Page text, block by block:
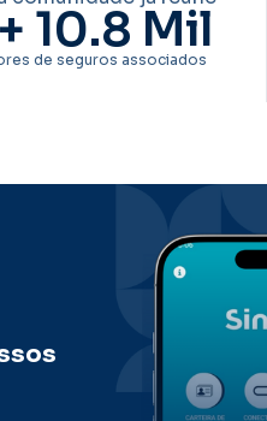
+ 10.8 Mil
de seguros associados